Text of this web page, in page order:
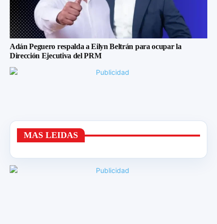
Adán Peguero respalda a Eilyn Beltrán para ocupar la
Dirección Ejecutiva del PRM
MAS LEIDAS